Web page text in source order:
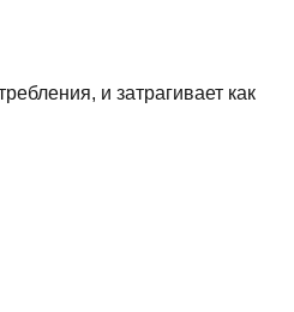
и затрагивает как